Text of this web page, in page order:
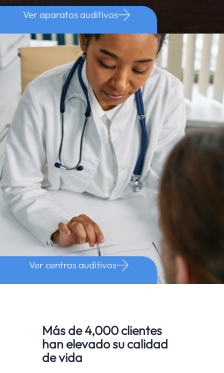
Ver aparatos auditivos
Ver centros auditivos
Más de 4,000 clientes
han elevado su calidad
de vida